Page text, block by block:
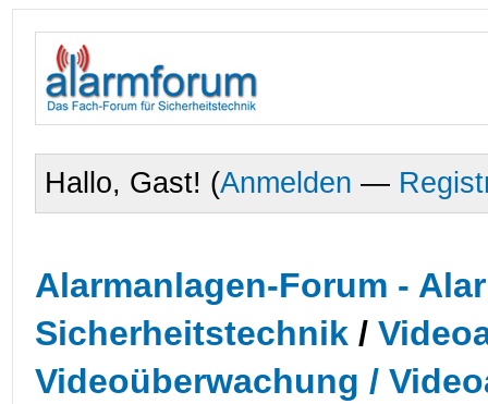
Hallo, Gast! (Anmelden —
Alarmanlagen-Forum -
Sicherheitstechnik /
Videoüberwachung /